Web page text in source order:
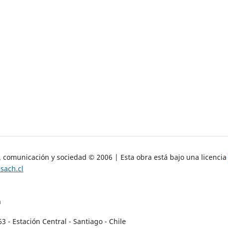
y sociedad © 2006 | Esta obra está bajo una licencia
- Estación Central - Santiago - Chile